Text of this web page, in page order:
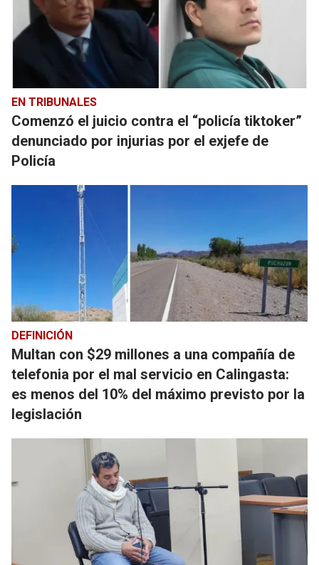
EN TRIBUNALES
Comenzó el juicio contra el “policía tiktoker”
denunciado por injurias por el exjefe de
Policía
DEFINICIÓN
Multan con $29 millones a una compañía de
telefonia por el mal servicio en Calingasta:
es menos del 10% del máximo previsto por la
legislación